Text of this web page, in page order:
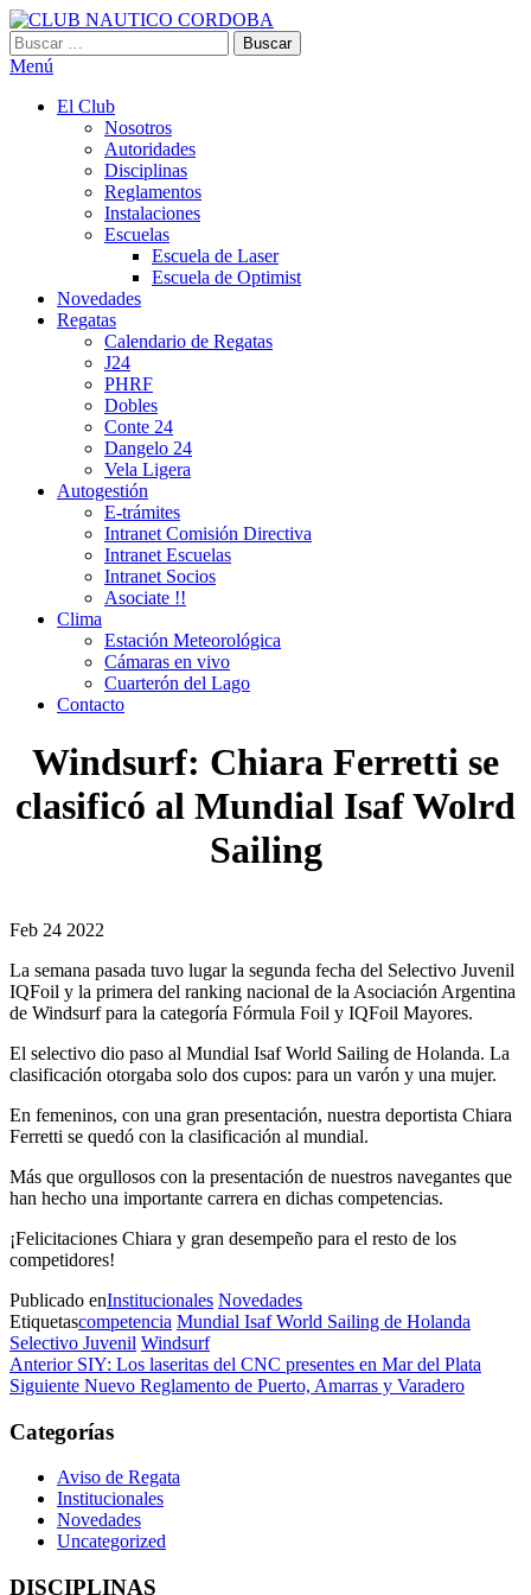
Saltar
al
contenido
CLUB NAUTICO CORDOBA
VILLA CARLOS PAZ
Buscar:
Menú
El Club
Nosotros
Autoridades
Disciplinas
Reglamentos
Instalaciones
Escuelas
Escuela de Laser
Escuela de Optimist​
Novedades
Regatas
Calendario de Regatas
J24
PHRF
Dobles
Conte 24
Dangelo 24
Vela Ligera
Autogestión
E-trámites
Intranet Comisión Directiva
Intranet Escuelas
Intranet Socios
Asociate !!
Clima
Estación Meteorológica
Cámaras en vivo
Cuarterón del Lago
Contacto
Windsurf: Chiara Ferretti se
clasificó al Mundial Isaf Wolrd
Sailing
Feb 24 2022
La semana pasada tuvo lugar la segunda fecha del Selectivo Juvenil
IQFoil y la primera del ranking nacional de la Asociación Argentina
de Windsurf para la categoría Fórmula Foil y IQFoil Mayores.
El selectivo dio paso al Mundial Isaf World Sailing de Holanda. La
clasificación otorgaba solo dos cupos: para un varón y una mujer.
En femeninos, con una gran presentación, nuestra deportista Chiara
Ferretti se quedó con la clasificación al mundial.
Más que orgullosos con la presentación de nuestros navegantes que
han hecho una importante carrera en dichas competencias.
¡Felicitaciones Chiara y gran desempeño para el resto de los
competidores!
Publicado enInstitucionales Novedades
Etiquetascompetencia Mundial Isaf World Sailing de Holanda
Selectivo Juvenil Windsurf
Navegación
de
entradas
Entrada
anterior
Anterior SIY: Los laseritas del CNC presentes en Mar del Plata
Entrada
Siguiente Nuevo Reglamento de Puerto, Amarras y Varadero
Categorías
Aviso de Regata
Institucionales
Novedades
Uncategorized
DISCIPLINAS